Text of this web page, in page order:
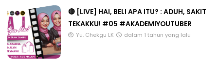
🔴 [LIVE] HAI, BELI APA ITU? : ADUH, SAKIT
TEKAKKU! #05 #AKADEMIYOUTUBER
Yu. Chekgu LK dalam 1 tahun yang lalu